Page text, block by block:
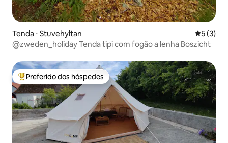
Tenda ⋅ Stuvehyltan 5 de
5 (3)
@zweden_holiday Tenda tipi com fogão a lenha Boszicht
Entre os melhores preferidos dos hóspedes
Preferido dos hóspedes